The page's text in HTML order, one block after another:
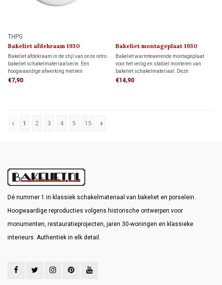
THPG
Bakeliet afdekraam 1930
Bakeliet afdekraam in de stijl van onze retro
bakeliet schakelmateriaalserie. Een
hoogwaardige afwerking met een
authentieke uitstraling.
€7,90
Bakeliet montageplaat 1930
Bakeliet warmtewerende montageplaat
voor het veilig en stabiel monteren van
bakeliet schakelmateriaal. Deze
montageplaat past op één inbouwdoos,
€14,90
1 2 3 4 5 15
Dé nummer 1 in klassiek schakelmateriaal van bakeliet en porselein.
Hoogwaardige reproducties volgens historische ontwerpen voor
monumenten, restauratieprojecten, jaren 30-woningen en klassieke
interieurs. Authentiek in elk detail.